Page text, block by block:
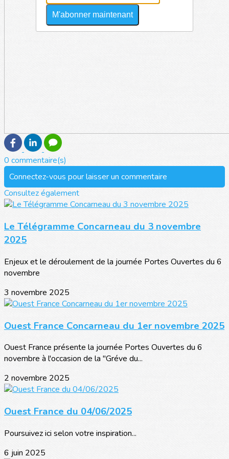
0 commentaire(s)
Connectez-vous pour laisser un commentaire
Consultez également
Le Télégramme Concarneau du 3 novembre
2025
Enjeux et le déroulement de la journée Portes Ouvertes du 6
novembre
3 novembre 2025
Ouest France Concarneau du 1er novembre 2025
Ouest France présente la journée Portes Ouvertes du 6
novembre à l'occasion de la "Gréve du...
2 novembre 2025
Ouest France du 04/06/2025
Poursuivez ici selon votre inspiration...
6 juin 2025
M'abonner maintenant